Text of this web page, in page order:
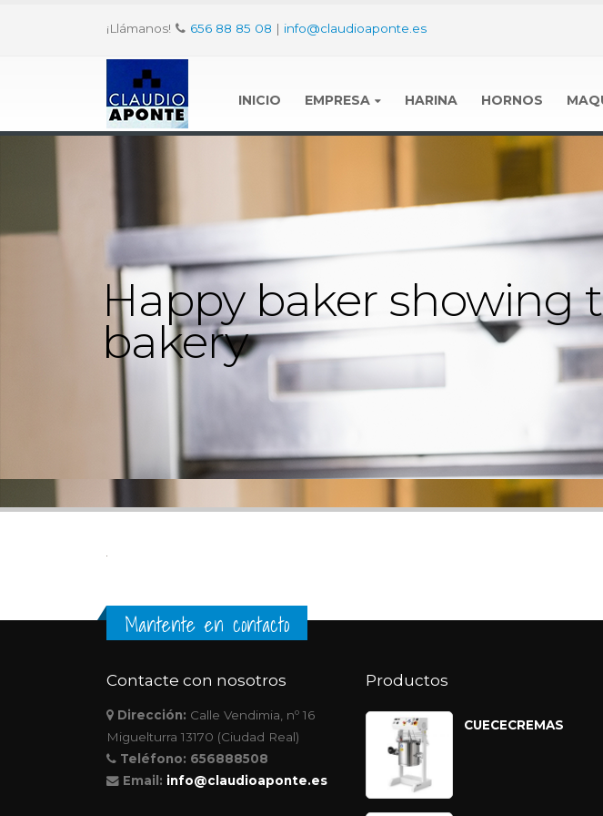
¡Llámanos! 656 88 85 08 | info@claudioaponte.es
INICIO EMPRESA HARINA HORNOS
Happy baker showing
bakery
Mantente en contacto
Contacte con nosotros
Dirección: Calle Vendimia, nº 16
Miguelturra 13170 (Ciudad Real)
Teléfono: 656888508
Email: info@claudioaponte.es
Productos
CUECECREMAS